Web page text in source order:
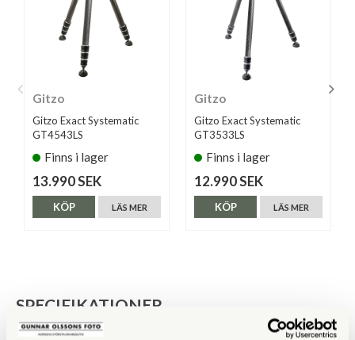
Gitzo
Gitzo Exact Systematic
GT4543LS
Finns i lager
13.990 SEK
LÄS MER
KÖP
Gitzo
Gitzo Exact Systematic
GT3533LS
Finns i lager
12.990 SEK
LÄS MER
KÖP
SPECIFIKATIONER